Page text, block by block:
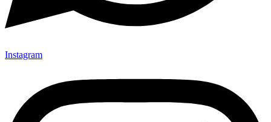
Instagram